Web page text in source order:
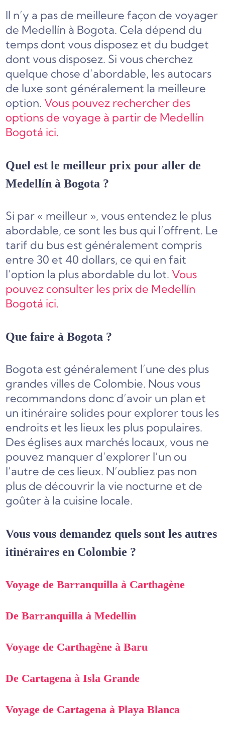
Il n’y a pas de meilleure façon de voyager
de Medellín à Bogota. Cela dépend du
temps dont vous disposez et du budget
dont vous disposez. Si vous cherchez
quelque chose d’abordable, les autocars
de luxe sont généralement la meilleure
option. Vous pouvez rechercher des
options de voyage à partir de Medellín
Bogotá ici.
Quel est le meilleur prix pour aller de
Medellín à Bogota ?
Si par « meilleur », vous entendez le plus
abordable, ce sont les bus qui l’offrent. Le
tarif du bus est généralement compris
entre 30 et 40 dollars, ce qui en fait
l’option la plus abordable du lot. Vous
pouvez consulter les prix de Medellín
Bogotá ici.
Que faire à Bogota ?
Bogota est généralement l’une des plus
grandes villes de Colombie. Nous vous
recommandons donc d’avoir un plan et
un itinéraire solides pour explorer tous les
endroits et les lieux les plus populaires.
Des églises aux marchés locaux, vous ne
pouvez manquer d’explorer l’un ou
l’autre de ces lieux. N’oubliez pas non
plus de découvrir la vie nocturne et de
goûter à la cuisine locale.
Vous vous demandez quels sont les autres
itinéraires en Colombie ?
Voyage de Barranquilla à Carthagène
De Barranquilla à Medellín
Voyage de Carthagène à Baru
De Cartagena à Isla Grande
Voyage de Cartagena à Playa Blanca